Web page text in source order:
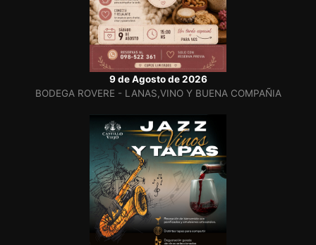
9 de Agosto de 2026
BODEGA ROVERE - LANAS,VINO Y BUENA COMPAÑIA